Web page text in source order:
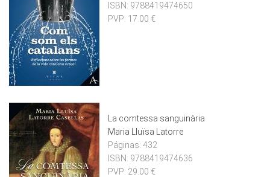
ISBN: 9788419474650
PVP: 17.00 €
La comtessa sanguinària
Maria Lluïsa Latorre
Páginas: 432
ISBN: 9788419474636
PVP: 29.00 €